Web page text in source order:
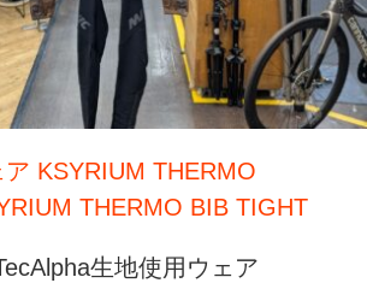
KSYRIUM THERMO
THERMO BIB TIGHT
生地使用ウェア